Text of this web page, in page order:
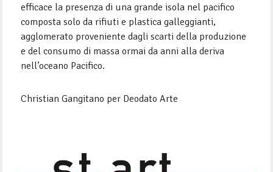
efficace la presenza di una grande isola nel pacifico
composta solo da rifiuti e plastica galleggianti,
agglomerato proveniente dagli scarti della produzione
e del consumo di massa ormai da anni alla deriva
nell’oceano Pacifico.
Christian Gangitano per Deodato Arte